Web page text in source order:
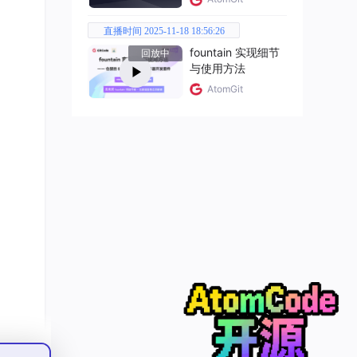
一
直播时间 2025-11-18 18:56:26
回放中
fountain 实现细节
与使用方法
AtomGit